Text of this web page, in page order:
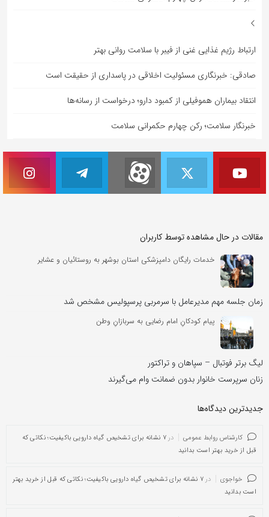
ارتباط رژیم غذایی غنی از فیبر با سلامت روانی بهتر
صادقی: خبرنگاری مسئولیت اخلاقی در پاسداری از حقیقت است
انتقاد بیماران هموفیلی از کمبود دارو؛ درخواست از رسانه‌ها
خبرنگار سلامت؛ رکن چهارم حکمرانی سلامت
مقالات در حال مشاهده توسط کاربران
خدمات رایگان دامپزشکی استان بوشهر به روستائیان و عشایر
زمان جلسه مهم مدیرعامل با سرمربی پرسپولیس مشخص شد
پیام کودکانِ امام رضایی به سربازانِ وطن
لیگ برتر فوتبال – سپاهان و تراکتور
زنان سرپرست خانوار بدون ضمانت وام می‌گیرند
جدیدترین دیدگاه‌‌ها
کارشناس روابط عمومی در
۷ نشانه برای تشخیص گیاه دارویی باکیفیت؛ نکاتی که
قبل از خرید بهتر است بدانید
خواجوی در
۷ نشانه برای تشخیص گیاه دارویی باکیفیت؛ نکاتی که قبل از خرید بهتر
است بدانید